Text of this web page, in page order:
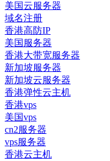
美国云服务器
域名注册
香港高防IP
美国服务器
香港大带宽服务器
新加坡服务器
新加坡云服务器
香港弹性云主机
香港vps
美国vps
cn2服务器
vps服务器
香港云主机